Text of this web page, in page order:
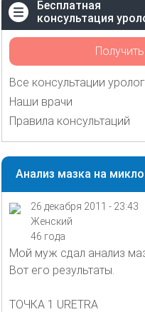
Бесплатная
консультация
Все консультации
Наши врачи
Правила консультаций
Анализ мазка на
26 декабря 2011 - 23:43
Женский
46 года
Мой муж сдал анализ
Вот его результаты.
ТОЧКА 1 URETRA